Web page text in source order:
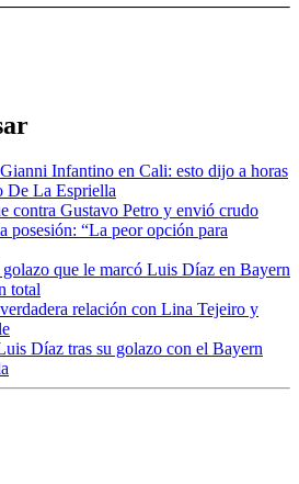
Infantino en Cali: esto dijo a horas
De La Espriella
contra Gustavo Petro y envió crudo
posesión: “La peor opción para
que le marcó Luis Díaz en Bayern
total
relación con Lina Tejeiro y
Díaz tras su golazo con el Bayern